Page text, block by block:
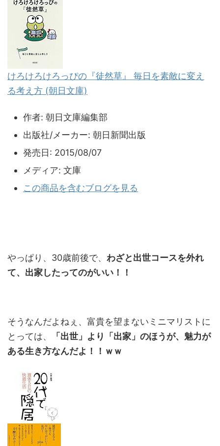
けろけろけろっぴの『徒然草』 毎日を素敵に変え
る考え方 (朝日文庫)
作者: 朝日文庫編集部
出版社/メーカー: 朝日新聞出版
発売日: 2015/08/07
メディア: 文庫
この商品を含むブログを見る
やっぱり、30歳前後で、 わざと出世コースを外れ
て、出家したってのがいい！！
そうなんだよねぇ、富貴を望まないミニマリストに
とっては、
「出世」より「出家」のほうが、魅力が
ある生き方なんだよ！！ｗｗ